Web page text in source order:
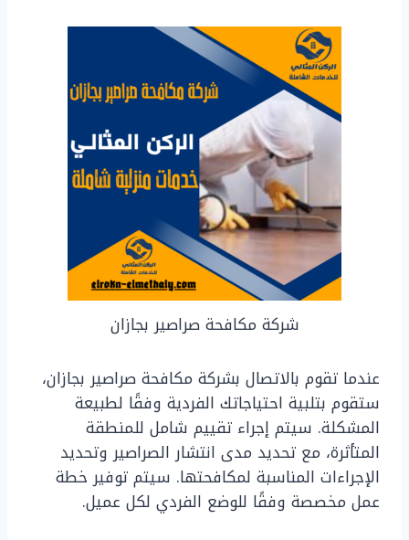
شركة مكافحة صراصير بجازان
عندما تقوم بالاتصال بشركة مكافحة صراصير بجازان،
ستقوم بتلبية احتياجاتك الفردية وفقًا لطبيعة
المشكلة. سيتم إجراء تقييم شامل للمنطقة
المتأثرة، مع تحديد مدى انتشار الصراصير وتحديد
الإجراءات المناسبة لمكافحتها. سيتم توفير خطة
عمل مخصصة وفقًا للوضع الفردي لكل عميل.